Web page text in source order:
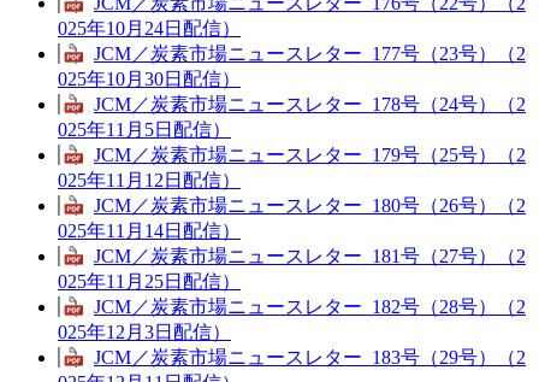
025年10月24日配信）
JCM／炭素市場ニュースレター_177号（23号）（2
025年10月30日配信）
JCM／炭素市場ニュースレター_178号（24号）（2
025年11月5日配信）
JCM／炭素市場ニュースレター_179号（25号）（2
025年11月12日配信）
JCM／炭素市場ニュースレター_180号（26号）（2
025年11月14日配信）
JCM／炭素市場ニュースレター_181号（27号）（2
025年11月25日配信）
JCM／炭素市場ニュースレター_182号（28号）（2
025年12月3日配信）
JCM／炭素市場ニュースレター_183号（29号）（2